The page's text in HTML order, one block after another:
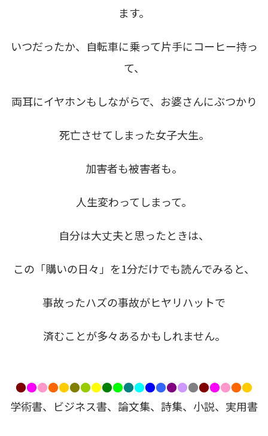
ます。
いつだったか、自転車に乗って片手にコーヒー持っ
て、
両耳にイヤホンもしながらで、お婆さんにぶつかり
死亡させてしまった女子大生。
加害者も被害者も。
人生変わってしまって。
自分は大丈夫と思ったときは、
この「購いの日々」を1分だけでも読んでみると、
事故ったハズの事故がヒヤリハットで
済むことが多々あるかもしれません。
●●●●●●●●●●●●●●●●●●●●●●
学術書、ビジネス書、論文集、詩集、小説、実用書